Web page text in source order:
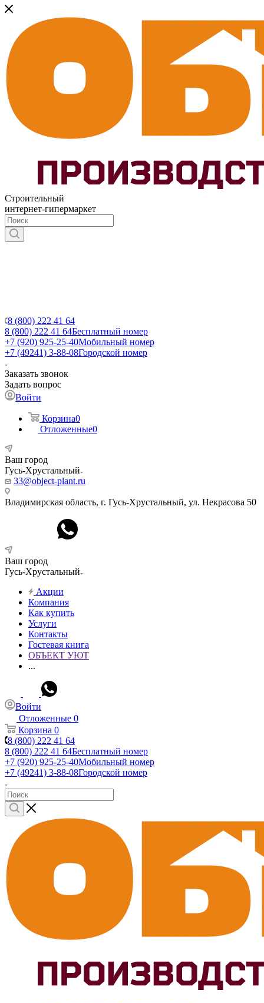
Строительный
интернет-гипермаркет
8 (800) 222 41 64
8 (800) 222 41 64Бесплатный номер
+7 (920) 925-25-40Мобильный номер
+7 (49241) 3-88-08Городской номер
Заказать звонок
Задать вопрос
Войти
Корзина0
Отложенные0
Ваш город
Гусь-Хрустальный
33@object-plant.ru
Владимирская область, г. Гусь-Хрустальный, ул. Некрасова 50
Ваш город
Гусь-Хрустальный
Акции
Компания
Как купить
Услуги
Контакты
Гостевая книга
ОБЪЕКТ УЮТ
...
Войти
Отложенные 0
Корзина 0
8 (800) 222 41 64
8 (800) 222 41 64Бесплатный номер
+7 (920) 925-25-40Мобильный номер
+7 (49241) 3-88-08Городской номер